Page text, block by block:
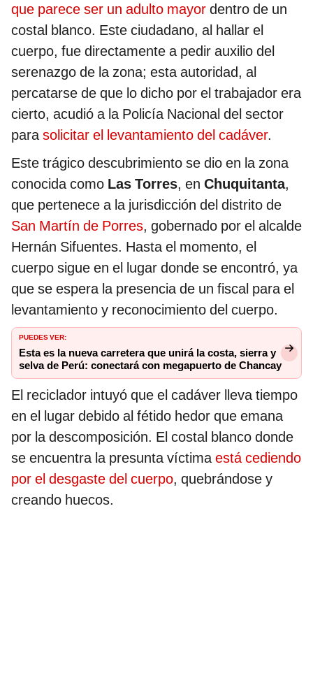
que parece ser un adulto mayor dentro de un
costal blanco. Este ciudadano, al hallar el
cuerpo, fue directamente a pedir auxilio del
serenazgo de la zona; esta autoridad, al
percatarse de que lo dicho por el trabajador era
cierto, acudió a la Policía Nacional del sector
parasolicitar el levantamiento del cadáver.
Este trágico descubrimiento se dio en la zona
conocida como Las Torres, en Chuquitanta,
que pertenece a la jurisdicción del distrito de
San Martín de Porres, gobernado por el alcalde
Hernán Sifuentes. Hasta el momento, el
cuerpo sigue en el lugar donde se encontró, ya
que se espera la presencia de un fiscal para el
levantamiento y reconocimiento del cuerpo.
PUEDES VER:
Esta es la nueva carretera que unirá la costa, sierra y
selva de Perú: conectará con megapuerto de Chancay
El reciclador intuyó que el cadáver lleva tiempo
en el lugar debido al fétido hedor que emana
por la descomposición. El costal blanco donde
se encuentra la presunta víctimaestá cediendo
por el desgaste del cuerpo, quebrándose y
creando huecos.